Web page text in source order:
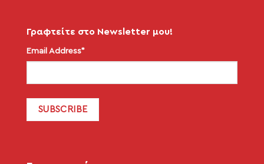
Γραφτείτε στο Newsletter μου!
Email Address*